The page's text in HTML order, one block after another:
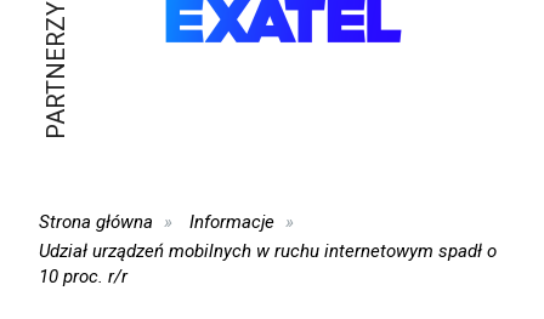
PARTNERZY
Strona główna
Informacje
Udział urządzeń mobilnych w ruchu internetowym spadł o
10 proc. r/r